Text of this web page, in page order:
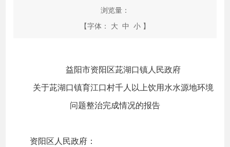
浏览量：
【字体： 大 中 小 】
益阳市资阳区茈湖口镇人民政府
关于茈湖口镇育江口村千人以上饮用水水源地环境
问题整治完成情况的报告
资阳区人民政府：